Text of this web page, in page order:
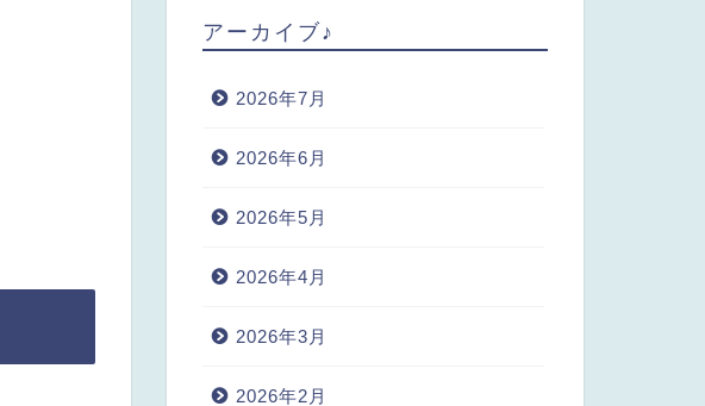
アーカイブ♪
2026年7月
2026年6月
2026年5月
2026年4月
2026年3月
2026年2月